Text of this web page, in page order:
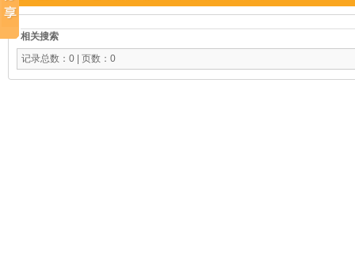
相关搜索
记录总数：0 | 页数：0